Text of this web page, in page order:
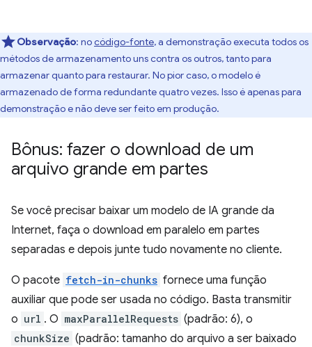
Observação: nocódigo-fonte, a demonstração executa todos os
métodos de armazenamento uns contra os outros, tanto para
armazenar quanto para restaurar. No pior caso, o modelo é
armazenado de forma redundante quatro vezes. Isso é apenas para
demonstração e não deve ser feito em produção.
Bônus: fazer o download de um
arquivo grande em partes
Se você precisar baixar um modelo de IA grande da
Internet, faça o download em paralelo em partes
separadas e depois junte tudo novamente no cliente.
O pacote fetch-in-chunks fornece uma função
auxiliar que pode ser usada no código. Basta transmitir
o url . O maxParallelRequests (padrão: 6), o
chunkSize (padrão: tamanho do arquivo a ser baixado